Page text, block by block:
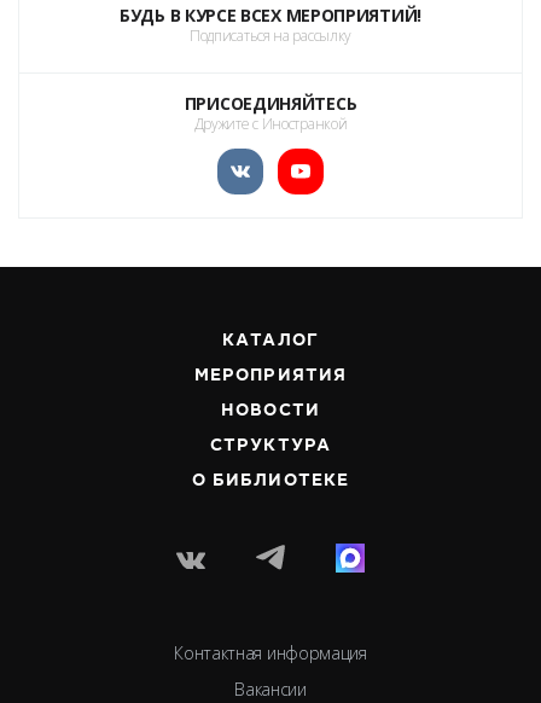
БУДЬ В КУРСЕ ВСЕХ МЕРОПРИЯТИЙ!
Подписаться на рассылку
ПРИСОЕДИНЯЙТЕСЬ
Дружите с Иностранкой
КАТАЛОГ
МЕРОПРИЯТИЯ
НОВОСТИ
СТРУКТУРА
О БИБЛИОТЕКЕ
Контактная информация
Вакансии